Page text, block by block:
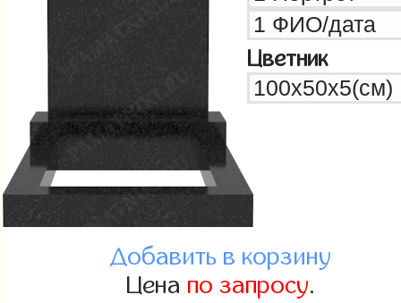
Цветник
Добавить в корзину
Цена по запросу.